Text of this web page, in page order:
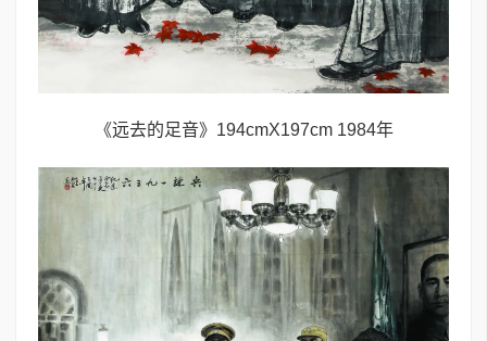
《远去的足音》194cmX197cm 1984年